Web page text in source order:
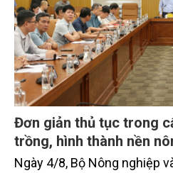
Đơn giản thủ tục trong